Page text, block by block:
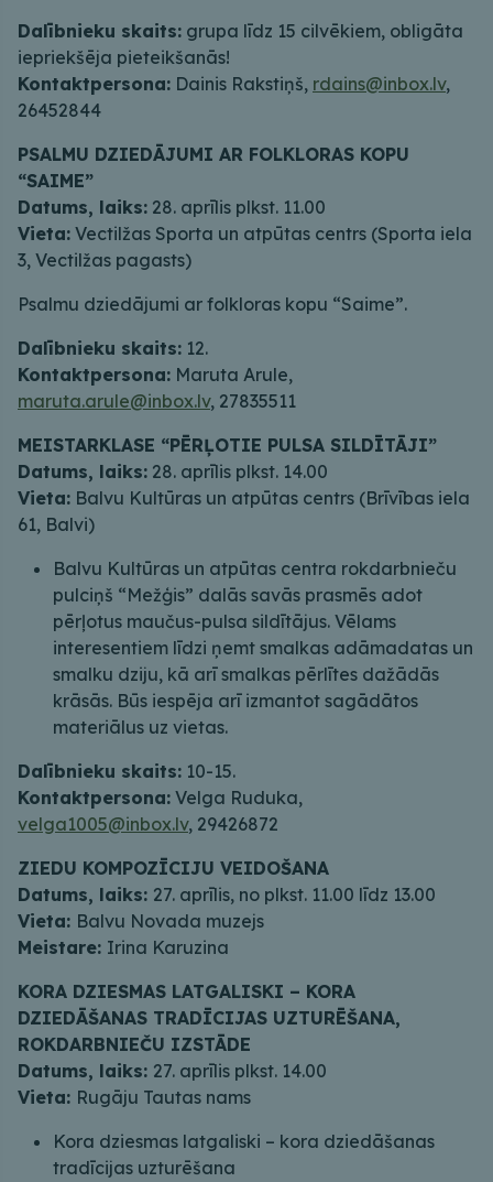
Dalībnieku skaits: grupa līdz 15 cilvēkiem, obligāta
iepriekšēja pieteikšanās!
Kontaktpersona: Dainis Rakstiņš, rdains@inbox.lv,
26452844
PSALMU DZIEDĀJUMI AR FOLKLORAS KOPU
“SAIME”
Datums, laiks: 28. aprīlis plkst. 11.00
Vieta: Vectilžas Sporta un atpūtas centrs (Sporta iela
3, Vectilžas pagasts)
Psalmu dziedājumi ar folkloras kopu “Saime”.
Dalībnieku skaits: 12.
Kontaktpersona: Maruta Arule,
maruta.arule@inbox.lv, 27835511
MEISTARKLASE “PĒRĻOTIE PULSA SILDĪTĀJI”
Datums, laiks: 28. aprīlis plkst. 14.00
Vieta: Balvu Kultūras un atpūtas centrs (Brīvības iela
61, Balvi)
Balvu Kultūras un atpūtas centra rokdarbnieču
pulciņš “Mežģis” dalās savās prasmēs adot
pērļotus maučus-pulsa sildītājus. Vēlams
interesentiem līdzi ņemt smalkas adāmadatas un
smalku dziju, kā arī smalkas pērlītes dažādās
krāsās. Būs iespēja arī izmantot sagādātos
materiālus uz vietas.
Dalībnieku skaits: 10-15.
Kontaktpersona: Velga Ruduka,
velga1005@inbox.lv, 29426872
ZIEDU KOMPOZĪCIJU VEIDOŠANA
Datums, laiks: 27. aprīlis, no plkst. 11.00 līdz 13.00
Vieta: Balvu Novada muzejs
Meistare: Irina Karuzina
KORA DZIESMAS LATGALISKI – KORA
DZIEDĀŠANAS TRADĪCIJAS UZTURĒŠANA,
ROKDARBNIEČU IZSTĀDE
Datums, laiks: 27. aprīlis plkst. 14.00
Vieta: Rugāju Tautas nams
Kora dziesmas latgaliski – kora dziedāšanas
tradīcijas uzturēšana